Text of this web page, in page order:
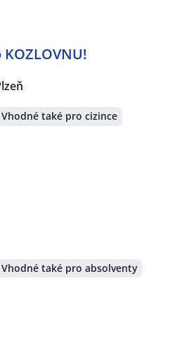
Vhodné také pro cizince
Vhodné také pro absolventy